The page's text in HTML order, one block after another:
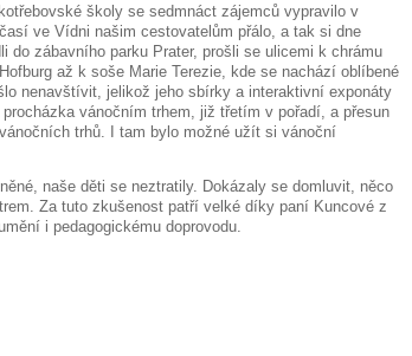
školy se sedmnáct zájemců vypravilo v
ve Vídni našim cestovatelům přálo, a tak si dne
do zábavního parku Prater, prošli se ulicemi k chrámu
až k soše Marie Terezie, kde se nachází oblíbené
nenavštívit, jelikož jeho sbírky a interaktivní exponáty
vánočním trhem, již třetím v pořadí, a přesun
trhů. I tam bylo možné užít si vánoční
naše děti se neztratily. Dokázaly se domluvit, něco
Za tuto zkušenost patří velké díky paní Kuncové z
i pedagogickému doprovodu.